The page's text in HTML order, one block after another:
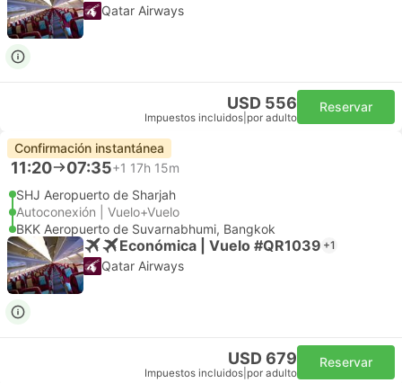
Qatar Airways
USD 556
Impuestos incluidos por adulto
Reservar
Confirmación instantánea
11:20 07:35+1 17h 15m
SHJ Aeropuerto de Sharjah
Autoconexión | Vuelo+Vuelo
BKK Aeropuerto de Suvarnabhumi, Bangkok
Económica | Vuelo #QR1039 +1
Qatar Airways
USD 679
Impuestos incluidos por adulto
Reservar